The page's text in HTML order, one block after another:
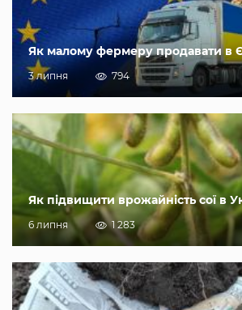
Як малому фермеру продавати в
3 липня 794
Як підвищити врожайність сої в
6 липня 1 283